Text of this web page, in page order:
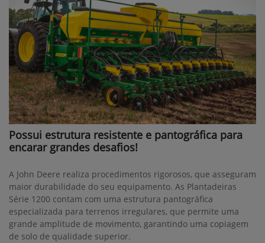
Possui estrutura resistente e pantográfica para
encarar grandes desafios!
A John Deere realiza procedimentos rigorosos, que asseguram
maior durabilidade do seu equipamento. As Plantadeiras
Série 1200 contam com uma estrutura pantográfica
especializada para terrenos irregulares, que permite uma
grande amplitude de movimento, garantindo uma copiagem
de solo de qualidade superior.